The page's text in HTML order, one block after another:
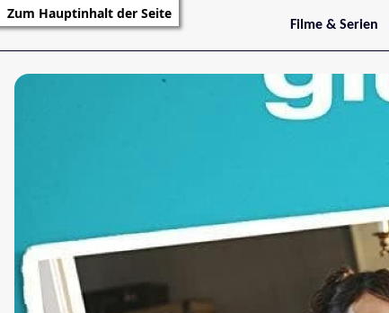
Zum Hauptinhalt der Seite
Filme & Serien
Trailer
Filmarchiv
Serienarchiv